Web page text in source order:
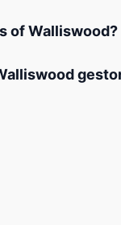
of Walliswood?